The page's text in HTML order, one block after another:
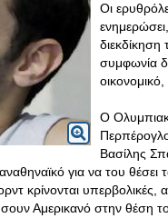
Οι
συμφωνία
Ο
Βασίλης
για να του θέσει
κρίνονται υπερβολικές,
Αμερικανό στην θέση